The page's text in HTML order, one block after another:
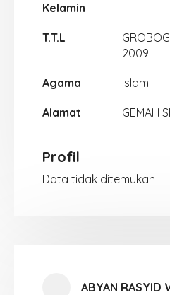
Kelamin
T.T.L
2009
Agama Islam
Alamat GEMAH
Profil
Data tidak ditemukan
ABYAN RASYID